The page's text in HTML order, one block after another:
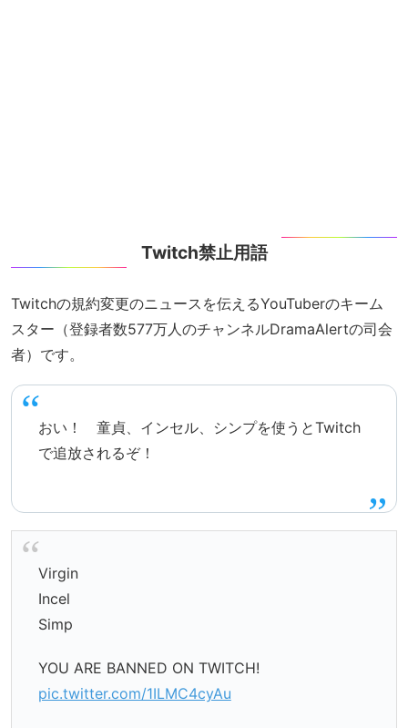
Twitch禁止用語
Twitchの規約変更のニュースを伝えるYouTuberのキーム
スター（登録者数577万人のチャンネルDramaAlertの司会
者）です。
おい！ 童貞、インセル、シンプを使うとTwitch
で追放されるぞ！
Virgin
Incel
Simp
YOU ARE BANNED ON TWITCH!
pic.twitter.com/1ILMC4cyAu